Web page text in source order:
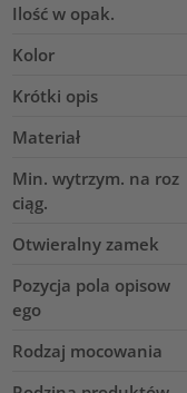
Ilość w opak.
Kolor
Krótki opis
Materiał
Min. wytrzym. na roz
ciąg.
Otwieralny zamek
Pozycja pola opisow
ego
Rodzaj mocowania